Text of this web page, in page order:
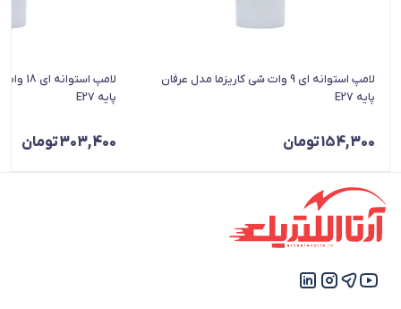
لامپ استوانه ای 9 وات شی کاریزما مدل عرفان
پایه E27
154,300تومان
لامپ
پایه E27
303,400تومان